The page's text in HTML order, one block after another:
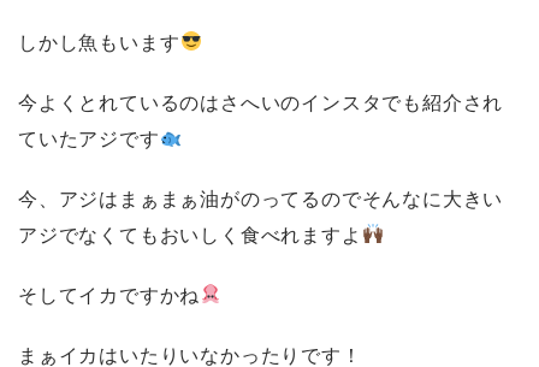
しかし魚もいます
今よくとれているのはさへいのインスタでも紹介され
ていたアジです
今、アジはまぁまぁ油がのってるのでそんなに大きい
アジでなくてもおいしく食べれますよ
そしてイカですかね
まぁイカはいたりいなかったりです！